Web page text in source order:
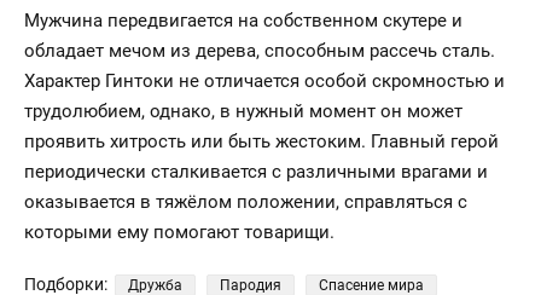
Мужчина передвигается на собственном скутере и
обладает мечом из дерева, способным рассечь сталь.
Характер Гинтоки не отличается особой скромностью и
трудолюбием, однако, в нужный момент он может
проявить хитрость или быть жестоким. Главный герой
периодически сталкивается с различными врагами и
оказывается в тяжёлом положении, справляться с
которыми ему помогают товарищи.
Подборки: Дружба Пародия
Спасение мира